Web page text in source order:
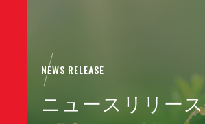
NEWS RELEASE
ニュースリリース